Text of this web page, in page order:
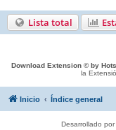
Lista total
Download Extension © by
la
Inicio Índice general
Desarrollado por